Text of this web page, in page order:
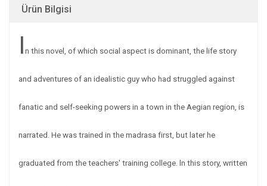
Ürün Bilgisi
I n this novel, of which social aspect is dominant, the life story
and adventures of an idealistic guy who had struggled against
fanatic and self-seeking powers in a town in the Aegian region, is
narrated. He was trained in the madrasa first, but later he
graduated from the teachers' training college. ln this story, written